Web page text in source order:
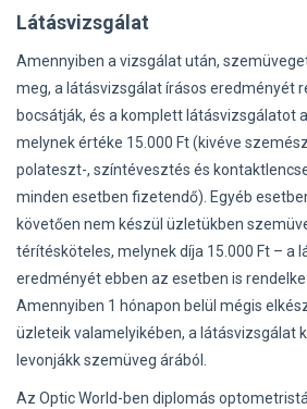
Látásvizsgálat
Amennyiben a vizsgálat után,
meg, a látásvizsgálat írásos eredményét
bocsátják, és a komplett látásvizsgálatot
melynek értéke 15.000 Ft (kivéve
polateszt-, színtévesztés és
minden esetben fizetendő). Egyéb
követően nem készül üzletükben
térítésköteles, melynek díja 15.000 Ft – a
eredményét ebben az esetben is
Amennyiben 1 hónapon belül mégis
üzleteik valamelyikében, a látásvizsgálat
levonjákk szemüveg árából.
Az Optic World-ben diplomás